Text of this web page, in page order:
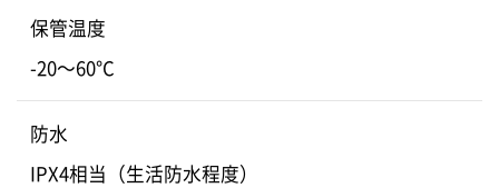
保管温度
-20〜60°C
防水
IPX4相当（生活防水程度）